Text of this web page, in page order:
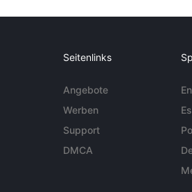
Seitenlinks
Angebote
Werben
Support
DMCA